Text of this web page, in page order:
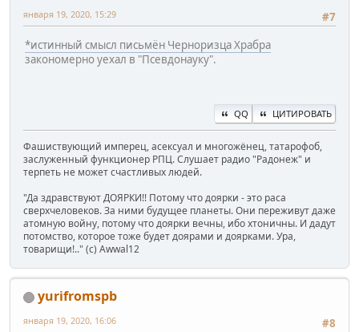
#7
января 19, 2020, 15:29
*истинный смысл письмён Черноризца Храбра
закономерно уехал в "Псевдонауку".
QQ ЦИТИРОВАТЬ
Фашиствующий имперец, асексуал и многожёнец, татарофоб,
заслуженный функционер РПЦ. Слушает радио "Радонеж" и
терпеть не может счастливых людей.
"Да здравствуют ДОЯРКИ!! Потому что доярки - это раса
сверхчеловеков. За ними будущее планеты. Они переживут даже
атомную войну, потому что доярки вечны, ибо хтоничны. И дадут
потомство, которое тоже будет доярами и доярками. Ура,
товарищи!.." (c) Awwal12
yurifromspb
#8
января 19, 2020, 16:06